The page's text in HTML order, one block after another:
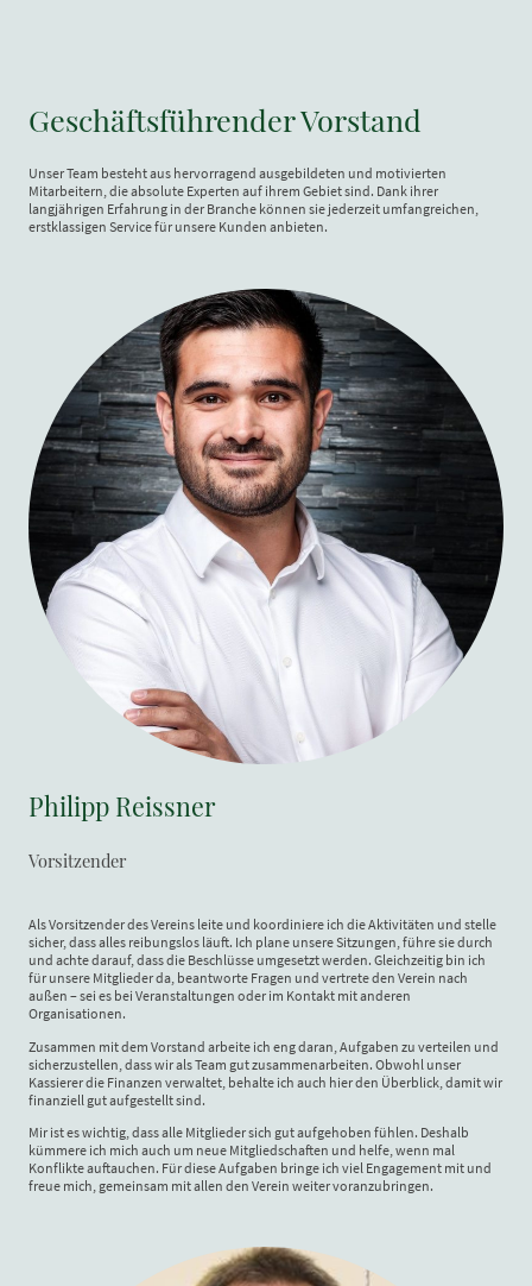
Geschäftsführender Vorstand
Unser Team besteht aus hervorragend ausgebildeten und motivierten
Mitarbeitern, die absolute Experten auf ihrem Gebiet sind. Dank ihrer
langjährigen Erfahrung in der Branche können sie jederzeit umfangreichen,
erstklassigen Service für unsere Kunden anbieten.
Philipp Reissner
Vorsitzender
Als Vorsitzender des Vereins leite und koordiniere ich die Aktivitäten und stelle
sicher, dass alles reibungslos läuft. Ich plane unsere Sitzungen, führe sie durch
und achte darauf, dass die Beschlüsse umgesetzt werden. Gleichzeitig bin ich
für unsere Mitglieder da, beantworte Fragen und vertrete den Verein nach
außen – sei es bei Veranstaltungen oder im Kontakt mit anderen
Organisationen.
Zusammen mit dem Vorstand arbeite ich eng daran, Aufgaben zu verteilen und
sicherzustellen, dass wir als Team gut zusammenarbeiten. Obwohl unser
Kassierer die Finanzen verwaltet, behalte ich auch hier den Überblick, damit wir
finanziell gut aufgestellt sind.
Mir ist es wichtig, dass alle Mitglieder sich gut aufgehoben fühlen. Deshalb
kümmere ich mich auch um neue Mitgliedschaften und helfe, wenn mal
Konflikte auftauchen. Für diese Aufgaben bringe ich viel Engagement mit und
freue mich, gemeinsam mit allen den Verein weiter voranzubringen.